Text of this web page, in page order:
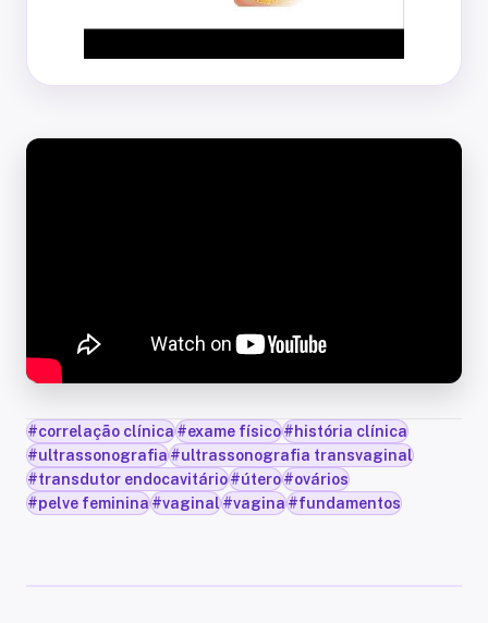
#correlação clínica#exame físico#história clínica
#ultrassonografia#ultrassonografia transvaginal
#transdutor endocavitário#útero#ovários
#pelve feminina#vaginal#vagina#fundamentos